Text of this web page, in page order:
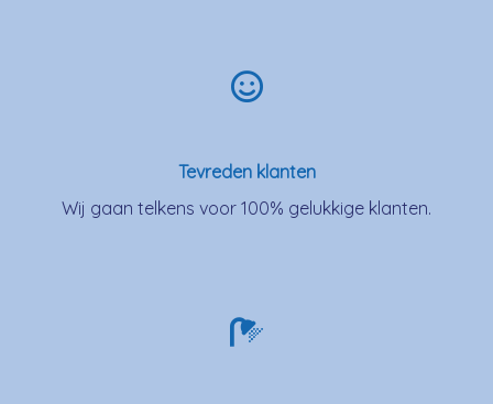
Tevreden klanten
Wij gaan telkens voor 100% gelukkige klanten.